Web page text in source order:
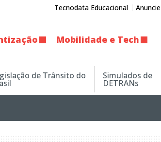
Tecnodata Educacional Anuncie
Mobilidade e Tech
de Trânsito do Simulados de
DETRANs